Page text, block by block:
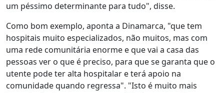
um péssimo determinante para tudo", disse.
Como bom exemplo, aponta a Dinamarca, "que tem
hospitais muito especializados, não muitos, mas com
uma rede comunitária enorme e que vai a casa das
pessoas ver o que é preciso, para que se garanta que o
utente pode ter alta hospitalar e terá apoio na
comunidade quando regressa". "Isto é muito mais